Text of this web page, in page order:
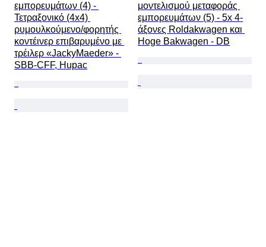
εμπορευμάτων (4) -
Τετραξονικό (4x4)
ρυμουλκούμενο/φορητής
κοντέινερ επιβαρυμένο με
τρέιλερ «JackyMaeder» -
SBB-CFF, Hupac
μοντελισμού μεταφοράς
εμπορευμάτων (5) - 5x 4-
άξονες Roldakwagen και
Hoge Bakwagen - DB